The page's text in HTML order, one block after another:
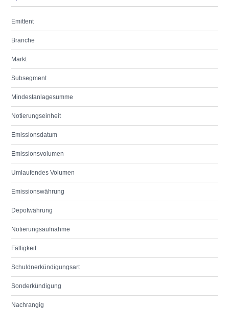
Emittent
Branche
Markt
Subsegment
Mindestanlagesumme
Notierungseinheit
Emissionsdatum
Emissionsvolumen
Umlaufendes Volumen
Emissionswährung
Depotwährung
Notierungsaufnahme
Fälligkeit
Schuldnerkündigungsart
Sonderkündigung
Nachrangig